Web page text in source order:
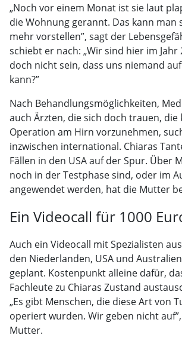
„Noch vor einem Monat ist sie laut
die Wohnung gerannt. Das kann man
mehr vorstellen”, sagt der
schiebt er nach: „Wir sind hier im Jahr
doch nicht sein, dass uns niemand
kann?”
Nach Behandlungsmöglichkeiten,
auch Ärzten, die sich doch trauen,
Operation am Hirn vorzunehmen,
inzwischen international. Chiaras
Fällen in den USA auf der Spur. Über
noch in der Testphase sind, oder im
angewendet werden, hat die Mutter
Ein Videocall für 1000
Auch ein Videocall mit Spezialisten
den Niederlanden, USA und
geplant. Kostenpunkt alleine dafür,
Fachleute zu Chiaras Zustand
„Es gibt Menschen, die diese Art von
operiert wurden. Wir geben nicht
Mutter.